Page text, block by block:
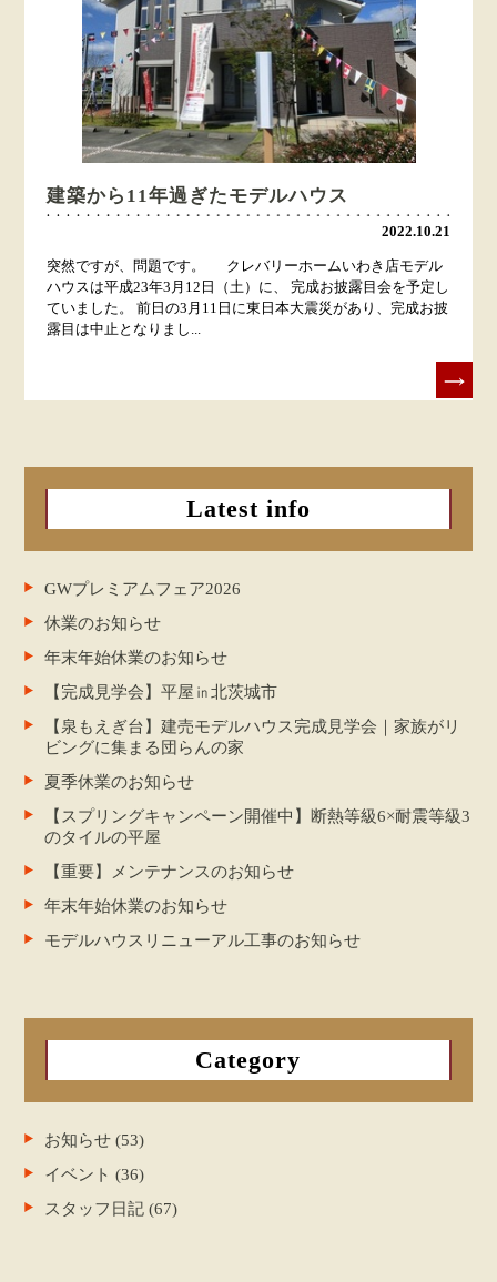
建築から11年過ぎたモデルハウス
2022.10.21
突然ですが、問題です。 クレバリーホームいわき店モデル
ハウスは平成23年3月12日（土）に、 完成お披露目会を予定し
ていました。 前日の3月11日に東日本大震災があり、完成お披
露目は中止となりまし...
Latest info
GWプレミアムフェア2026
休業のお知らせ
年末年始休業のお知らせ
【完成見学会】平屋㏌北茨城市
【泉もえぎ台】建売モデルハウス完成見学会｜家族がリ
ビングに集まる団らんの家
夏季休業のお知らせ
【スプリングキャンペーン開催中】断熱等級6×耐震等級3
のタイルの平屋
【重要】メンテナンスのお知らせ
年末年始休業のお知らせ
モデルハウスリニューアル工事のお知らせ
Category
お知らせ (53)
イベント (36)
スタッフ日記 (67)